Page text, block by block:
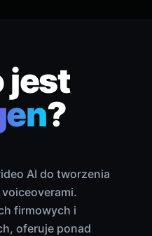
jest
?
AI do tworzenia
firmowych i
oferuje ponad